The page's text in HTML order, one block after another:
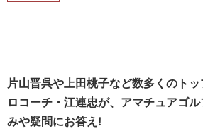
片山晋呉や上田桃子など数多くのト
ロコーチ・江連忠が、アマチュアゴ
みや疑問にお答え!